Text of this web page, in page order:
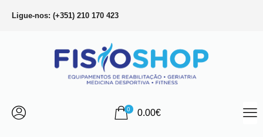
Ligue-nos: (+351) 210 170 423
0 0.00€